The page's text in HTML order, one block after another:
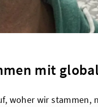
mit
woher wir